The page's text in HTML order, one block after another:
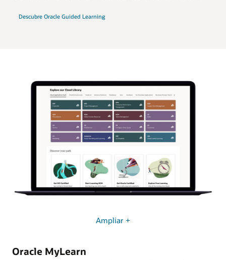
Descubre Oracle Guided Learning
Oracle MyLearn
Ampliar +